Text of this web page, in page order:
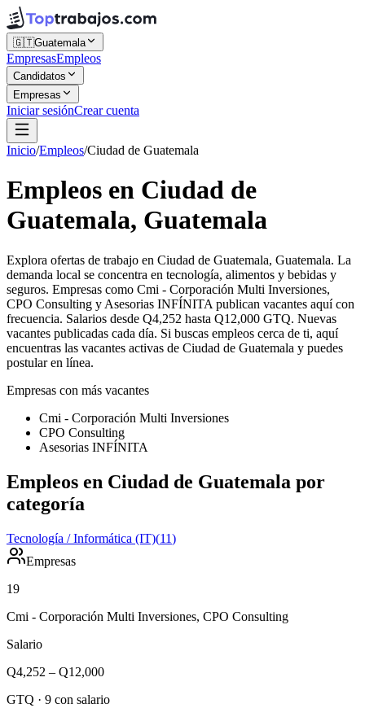
🇬🇹Guatemala
EmpresasEmpleos
Candidatos
Empresas
Iniciar sesiónCrear cuenta
Inicio/Empleos/Ciudad de Guatemala
Empleos en Ciudad de
Guatemala, Guatemala
Explora ofertas de trabajo en Ciudad de Guatemala, Guatemala. La
demanda local se concentra en tecnología, alimentos y bebidas y
seguros. Empresas como Cmi - Corporación Multi Inversiones,
CPO Consulting y Asesorias INFÍNITA publican vacantes aquí con
frecuencia. Salarios desde Q4,252 hasta Q12,000 GTQ. Nuevas
vacantes publicadas cada día. Si buscas empleos cerca de ti, aquí
encuentras las vacantes activas de Ciudad de Guatemala y puedes
postular en línea.
Empresas con más vacantes
Cmi - Corporación Multi Inversiones
CPO Consulting
Asesorias INFÍNITA
Empleos en Ciudad de Guatemala por
categoría
Tecnología / Informática (IT)(11)
Empresas
19
Cmi - Corporación Multi Inversiones, CPO Consulting
Salario
Q4,252 – Q12,000
GTQ · 9 con salario